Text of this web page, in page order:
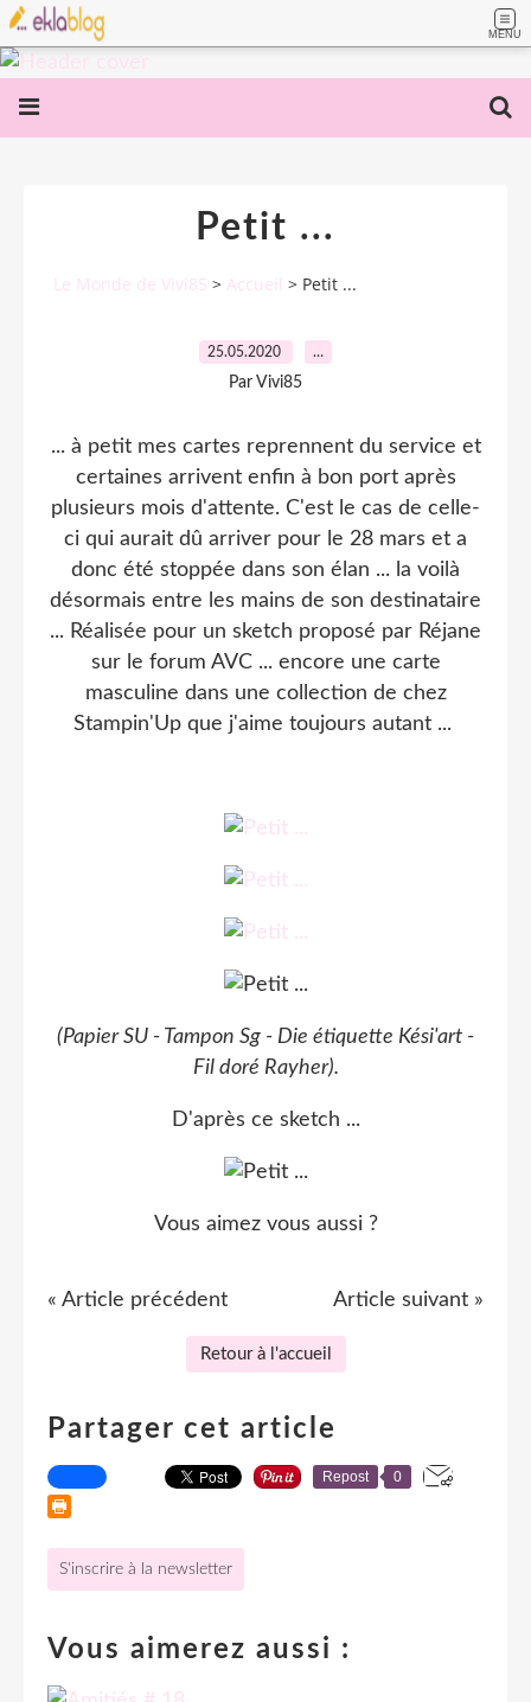
MENU
Petit ...
Le Monde de Vivi85 > Accueil > Petit ...
25.05.2020 …
Par Vivi85
... à petit mes cartes reprennent du service et
certaines arrivent enfin à bon port après
plusieurs mois d'attente. C'est le cas de celle-
ci qui aurait dû arriver pour le 28 mars et a
donc été stoppée dans son élan ... la voilà
désormais entre les mains de son destinataire
... Réalisée pour un sketch proposé par Réjane
sur le forum AVC ... encore une carte
masculine dans une collection de chez
Stampin'Up que j'aime toujours autant ...
(Papier SU - Tampon Sg - Die étiquette Kési'art -
Fil doré Rayher).
D'après ce sketch ...
Vous aimez vous aussi ?
« Article précédent Article suivant »
Retour à l'accueil
Partager cet article
Repost 0
S'inscrire à la newsletter
Vous aimerez aussi :